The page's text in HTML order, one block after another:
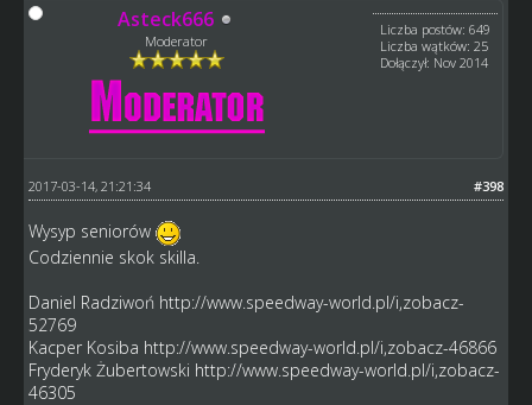
Asteck666
Moderator
Liczba postów: 649
Liczba wątków: 25
Dołączył: Nov 2014
#398
2017-03-14, 21:21:34
Wysyp seniorów
Codziennie skok skilla.
Daniel Radziwoń http://www.speedway-world.pl/i,zobacz-
52769
Kacper Kosiba http://www.speedway-world.pl/i,zobacz-46866
Fryderyk Żubertowski http://www.speedway-world.pl/i,zobacz-
46305